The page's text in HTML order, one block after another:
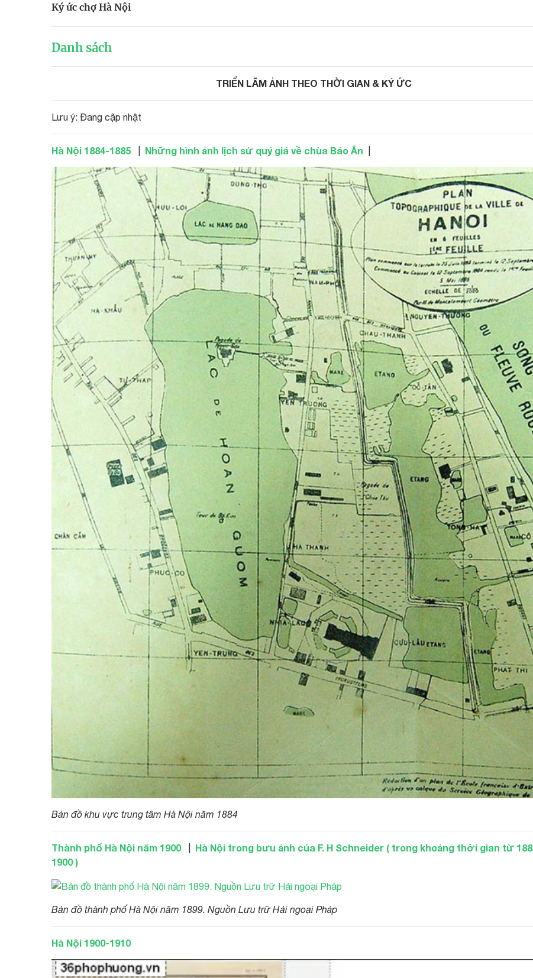
Ký ức chợ Hà Nội
Danh sách
TRIỂN LÃM ẢNH THEO THỜI GIAN & KÝ ỨC
Lưu ý: Đang cập nhật
Hà Nội 1884-1885| Những hình ảnh lịch sử quý giá về chùa Báo Ân
Bản đồ khu vực trung tâm Hà Nội năm 1884
Thành phố Hà Nội năm 1900| Hà Nội trong bưu ảnh của F. H Schneider ( trong khoảng thời gian từ
1900 )
Bản đồ thành phố Hà Nội năm 1899. Nguồn Lưu trữ Hải ngoại Pháp
Hà Nội 1900-1910